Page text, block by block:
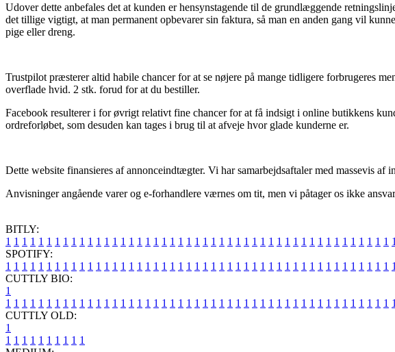
Udover dette anbefales det at kunden er hensynstagende til de grundlæggende
det tillige vigtigt, at man permanent opbevarer sin faktura, så man en anden gang vil
pige eller dreng.
Trustpilot præsterer altid habile chancer for at se nøjere på mange tidligere forbrugeres
overflade hvid. 2 stk. forud for at du bestiller.
Facebook resulterer i for øvrigt relativt fine chancer for at få indsigt i online butikkens
ordreforløbet, som desuden kan tages i brug til at afveje hvor glade kunderne er.
Dette website finansieres af annonceindtægter. Vi har samarbejdsaftaler med massevis
Anvisninger angående varer og e-forhandlere værnes om tit, men vi påtager os ikke
BITLY:
1 1 1 1 1 1 1 1 1 1 1 1 1 1 1 1 1 1 1 1 1 1 1 1 1 1 1 1 1 1 1 1 1 1 1 1 1 1 1 1 1 1 1 1 1 1 1 1
SPOTIFY:
1 1 1 1 1 1 1 1 1 1 1 1 1 1 1 1 1 1 1 1 1 1 1 1 1 1 1 1 1 1 1 1 1 1 1 1 1 1 1 1 1 1 1 1 1 1 1 1
CUTTLY BIO:
1
1 1 1 1 1 1 1 1 1 1 1 1 1 1 1 1 1 1 1 1 1 1 1 1 1 1 1 1 1 1 1 1 1 1 1 1 1 1 1 1 1 1 1 1 1 1 1 1
CUTTLY OLD:
1
1 1 1 1 1 1 1 1 1 1